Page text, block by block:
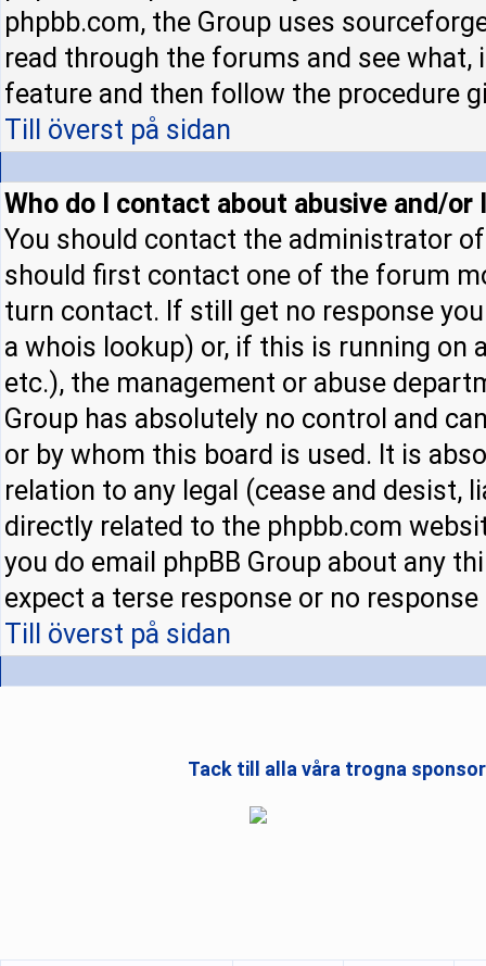
phpbb.com, the Group uses
read through the forums and see
feature and then follow the procedure
Till överst på sidan
Who do I contact about abusive and/
You should contact the administrator
should first contact one of the forum
turn contact. If still get no response
a whois lookup) or, if this is running on
etc.), the management or abuse
Group has absolutely no control and
or by whom this board is used. It is
relation to any legal (cease and desist,
directly related to the phpbb.com
you do email phpBB Group about any
expect a terse response or no response
Till överst på sidan
Tack till alla våra trogna